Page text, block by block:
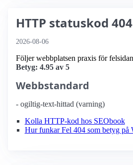
HTTP statuskod 404
2026-08-06
Följer webbplatsen praxis för
Betyg: 4.95 av 5
Webbstandard
- ogiltig-text-hittad (varning)
Kolla HTTP-kod hos SEObook
Hur funkar Fel 404 som betyg på